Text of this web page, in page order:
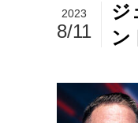
ジ
ン
2023
8/11